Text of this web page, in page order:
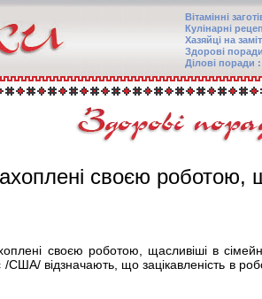
Вітамінні
Кулінарні
Хазяйці на
Здорові
Ділові поради
своєю роботою,
своєю роботою, щасливіші в
/США/ відзначають, що зацікавленість в